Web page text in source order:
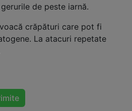
de peste iarnă.
crăpături care pot fi
La atacuri repetate